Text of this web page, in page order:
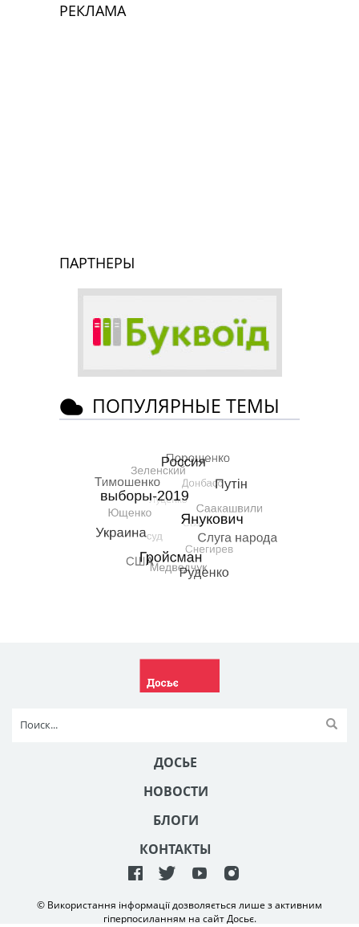
РЕКЛАМА
ПАРТНЕРЫ
ПОПУЛЯРНЫЕ ТЕМЫ
ДОСЬЕ
НОВОСТИ
БЛОГИ
КОНТАКТЫ
© Використання інформації дозволяється лише з активним
гіперпосиланням на сайт Досьє.